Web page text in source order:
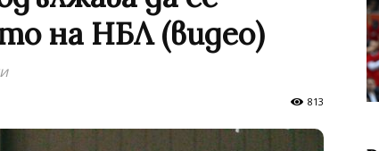
на НБЛ (видео)
813